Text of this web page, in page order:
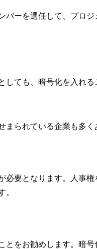
ーを選任して、プロ
ても、暗号化を入れ
られている企業も多
要となります。人事
。
をお勧めします。暗